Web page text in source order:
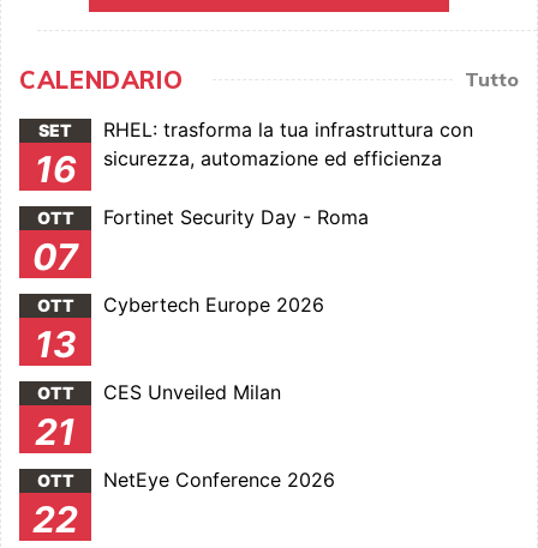
CALENDARIO Tutto
SET
16
RHEL: trasforma la tua infrastruttura con
sicurezza, automazione ed efficienza
OTT
07
Fortinet Security Day - Roma
OTT
13
Cybertech Europe 2026
OTT
21
CES Unveiled Milan
OTT
22
NetEye Conference 2026